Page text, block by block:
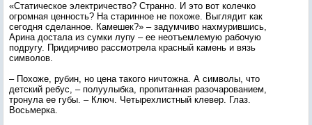
«Статическое электричество? Странно. И это вот колечко
огромная ценность? На старинное не похоже. Выглядит как
сегодня сделанное. Камешек?» – задумчиво нахмурившись,
Арина достала из сумки лупу – ее неотъемлемую рабочую
подругу. Придирчиво рассмотрела красный камень и вязь
символов.
– Похоже, рубин, но цена такого ничтожна. А символы, что
детский ребус, – полуулыбка, пропитанная разочарованием,
тронула ее губы. – Ключ. Четырехлистный клевер. Глаз.
Восьмерка.